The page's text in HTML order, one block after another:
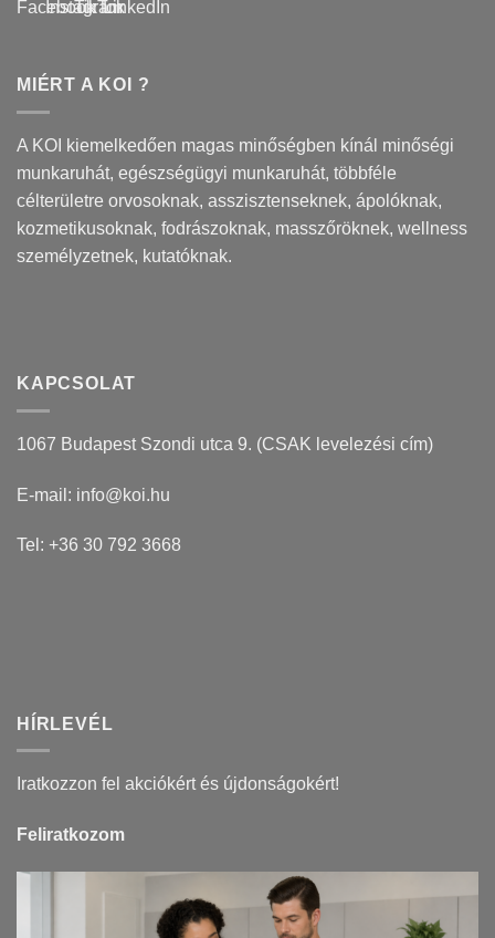
MIÉRT A KOI ?
A KOI kiemelkedően magas minőségben kínál minőségi
munkaruhát, egészségügyi munkaruhát, többféle
célterületre orvosoknak, asszisztenseknek, ápolóknak,
kozmetikusoknak, fodrászoknak, masszőröknek, wellness
személyzetnek, kutatóknak.
KAPCSOLAT
1067 Budapest Szondi utca 9. (CSAK levelezési cím)
E-mail: info@koi.hu
Tel: +36 30 792 3668
HÍRLEVÉL
Iratkozzon fel akciókért és újdonságokért!
Feliratkozom